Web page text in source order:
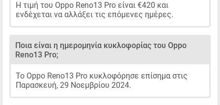
Η τιμή του Oppo Reno13 Pro είναι €420 και
ενδέχεται να αλλάξει τις επόμενες ημέρες.
Ποια είναι η ημερομηνία κυκλοφορίας του Oppo
Reno13 Pro;
Το Oppo Reno13 Pro κυκλοφόρησε επίσημα στις
Παρασκευή, 29 Νοεμβρίου 2024.